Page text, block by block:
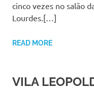
cinco vezes no salão
Lourdes.[…]
READ MORE
VILA